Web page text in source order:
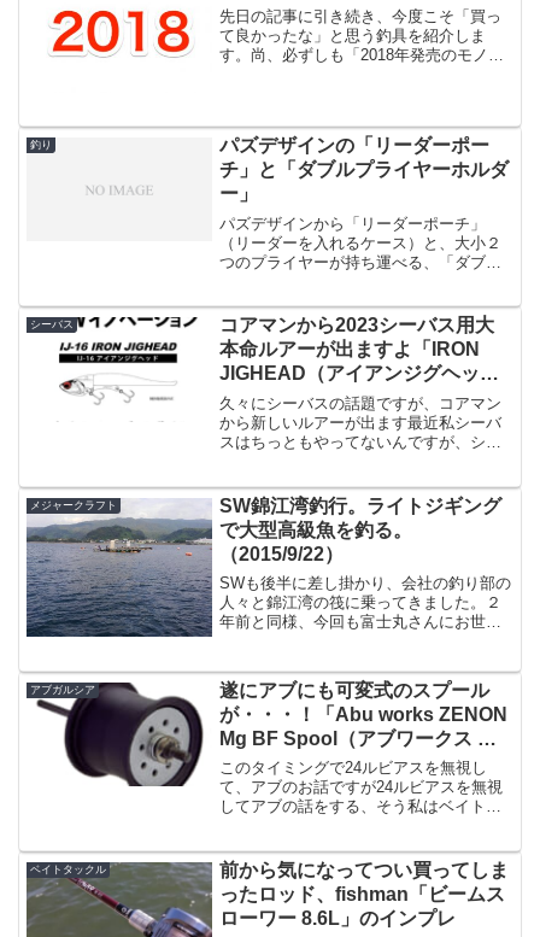
先日の記事に引き続き、今度こそ「買っ
て良かったな」と思う釣具を紹介しま
す。尚、必ずしも「2018年発売のモノで
ている上、既に...
釣り
パズデザインの「リーダーポー
チ」と「ダブルプライヤーホルダ
ー」
パズデザインから「リーダーポーチ」
（リーダーを入れるケース）と、大小２
つのプライヤーが持ち運べる、「ダブル
ヤーホルダー：リーダーポーチこちらは
丸型のクロロプレン素材のリ...
シーバス
コアマンから2023シーバス用大
本命ルアーが出ますよ「IRON
JIGHEAD（アイアンジグヘッ
ド）」通称IJ。
久々にシーバスの話題ですが、コアマン
から新しいルアーが出ます最近私シーバ
スはちっともやってないんですが、シー
たりしてるのかもですが、あのルアーは
対シーバス用としては本...
メジャークラフト
SW錦江湾釣行。ライトジギング
で大型高級魚を釣る。
（2015/9/22）
SWも後半に差し掛かり、会社の釣り部の
人々と錦江湾の筏に乗ってきました。２
年前と同様、今回も富士丸さんにお世話
りタイトル付けてますけど、一般の人か
らすると大型ですけど、...
アブガルシア
遂にアブにも可変式のスプール
が・・・！「Abu works ZENON
Mg BF Spool（アブワークス ゼ
ノン エムジー ビーエフ スプー
ル）」
このタイミングで24ルビアスを無視し
て、アブのお話ですが24ルビアスを無視
してアブの話をする、そう私はベイト派
スピニングに飽きましてベイトタックル
ばっかり使っています...
ベイトタックル
前から気になってつい買ってしま
ったロッド、fishman「ビームス
ローワー 8.6L」のインプレ